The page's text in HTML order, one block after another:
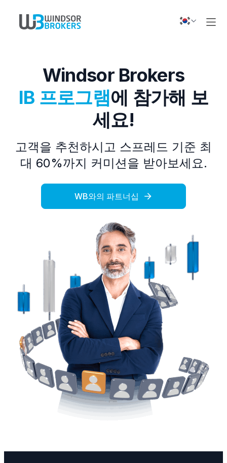
Windsor Brokers
IB 프로그램에 참가해 보
세요!
고객을 추천하시고 스프레드 기준 최
대 60%까지 커미션을 받아보세요.
WB와의 파트너십